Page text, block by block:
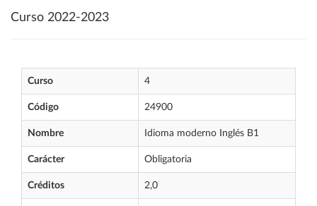
Curso 2022-2023
Curso 4
Código 24900
Nombre Idioma moderno Inglés B1
Carácter Obligatoria
Créditos 2,0